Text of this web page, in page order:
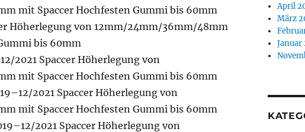
mit Spaccer Hochfesten Gummi bis 60mm
Höherlegung von 12mm/24mm/36mm/48mm
bis 60mm
2021 Spaccer Höherlegung von
mit Spaccer Hochfesten Gummi bis 60mm
2021 Spaccer Höherlegung von
mit Spaccer Hochfesten Gummi bis 60mm
2021 Spaccer Höherlegung von
April
März
Januar